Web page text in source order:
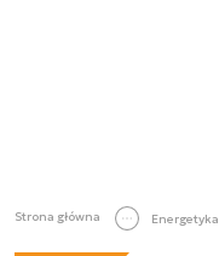
Strona główna Energetyka